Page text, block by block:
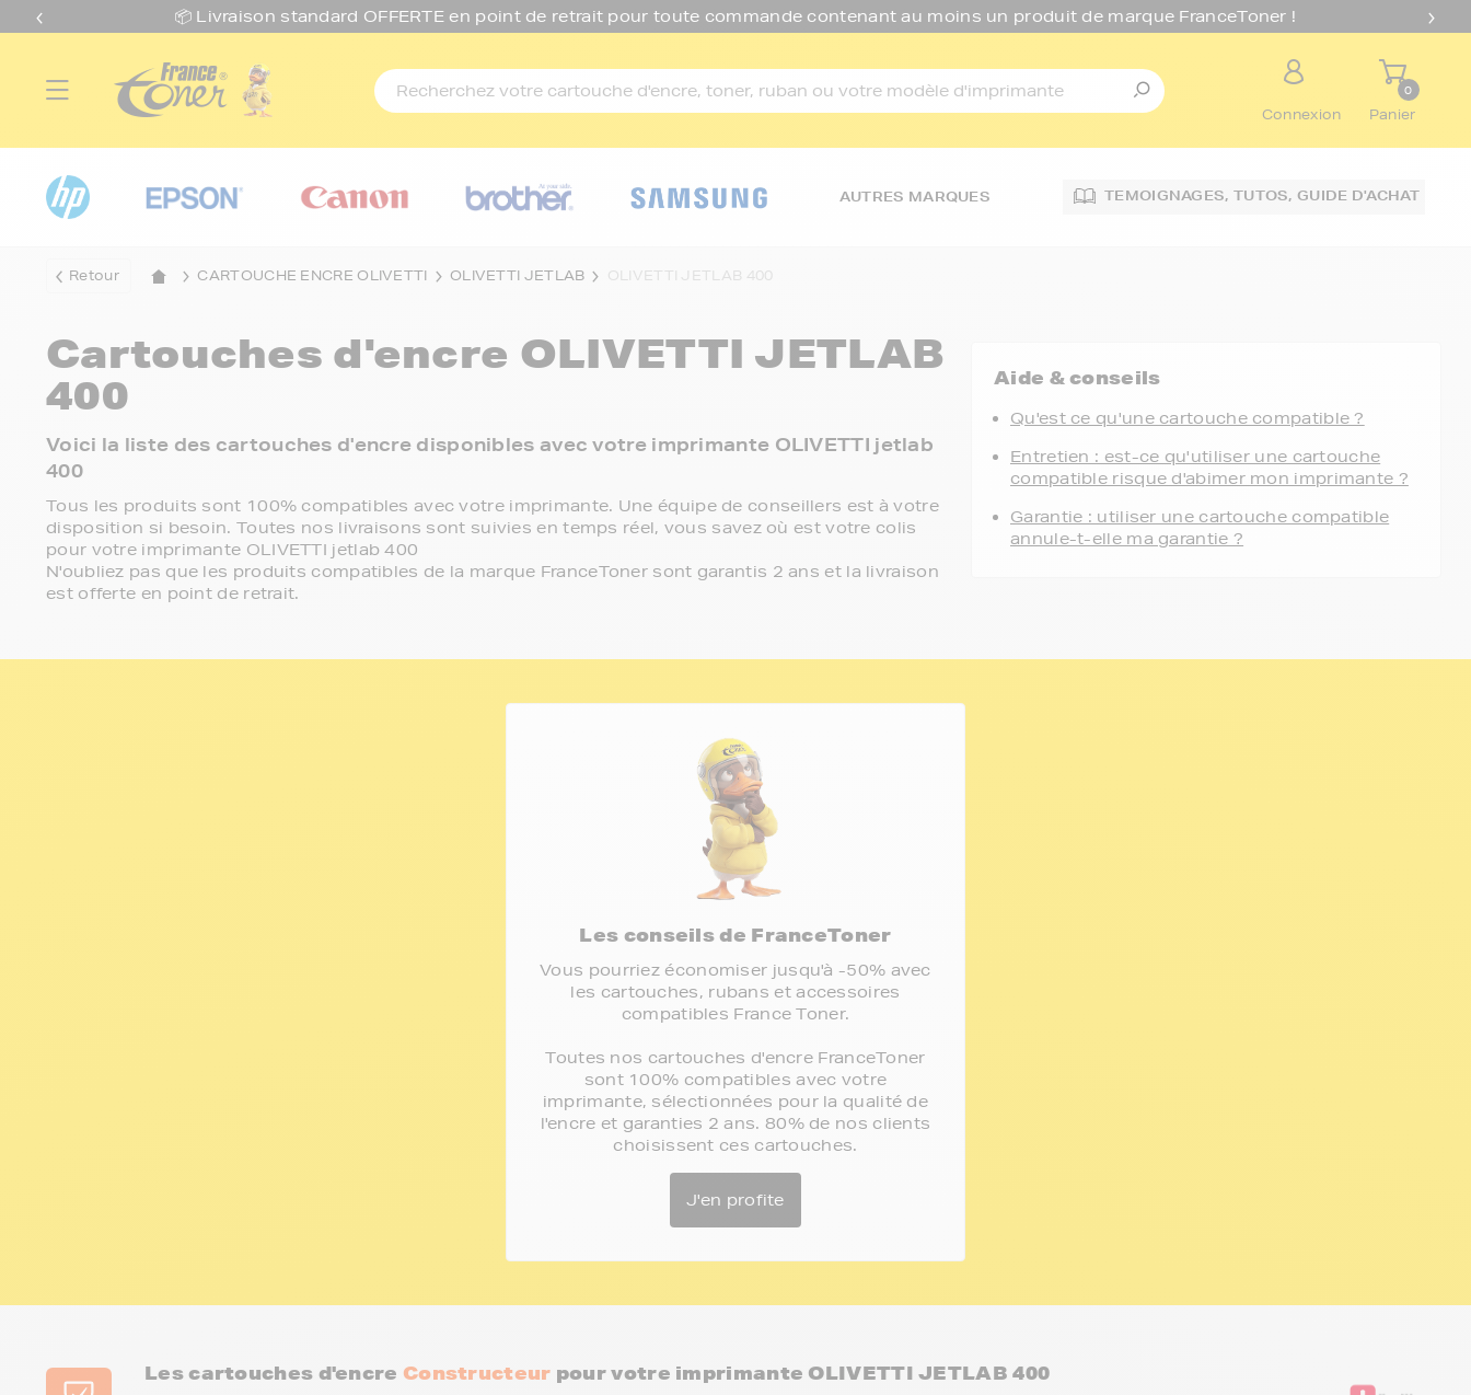
📦 Livraison standard OFFERTE en point de retrait pour toute commande contenant au moins un produit de marque FranceToner !
Connexion
0
Panier
AUTRES MARQUES TEMOIGNAGES, TUTOS,GUIDE D'ACHAT
Retour CARTOUCHE ENCRE OLIVETTI OLIVETTI JETLAB OLIVETTI JETLAB 400
Cartouches d'encre OLIVETTI JETLAB
400
Voici la liste des cartouches d'encre disponibles avec votre imprimante OLIVETTI jetlab
400
Tous les produits sont 100% compatibles avec votre imprimante. Une équipe de conseillers est à votre
disposition si besoin. Toutes nos livraisons sont suivies en temps réel, vous savez où est votre colis
pour votre imprimante OLIVETTI jetlab 400
N'oubliez pas que les produits compatibles de la marque FranceToner sont garantis 2 ans et la livraison
est offerte en point de retrait.
Aide & conseils
Qu'est ce qu'une cartouche compatible ?
Entretien : est-ce qu'utiliser une cartouche
compatible risque d'abimer mon imprimante ?
Garantie : utiliser une cartouche compatible
annule-t-elle ma garantie ?
Les conseils de FranceToner
Vous pourriez économiser jusqu'à -50% avec
les cartouches, rubans et accessoires
compatibles France Toner.
Toutes nos cartouches d'encre FranceToner
sont 100% compatibles avec votre
imprimante, sélectionnées pour la qualité de
l'encre et garanties 2 ans. 80% de nos clients
choisissent ces cartouches.
J'en profite
Les cartouches d'encre Constructeur pour votre imprimante OLIVETTI JETLAB 400